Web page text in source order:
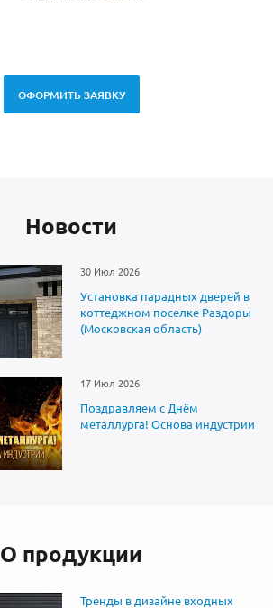
ОФОРМИТЬ ЗАЯВКУ
Новоcти
30 Июл 2026
Установка парадных дверей в
коттеджном поселке Раздоры
(Московская область)
17 Июл 2026
Поздравляем с Днём
металлурга! Основа индустрии
О продукции
Тренды в дизайне входных